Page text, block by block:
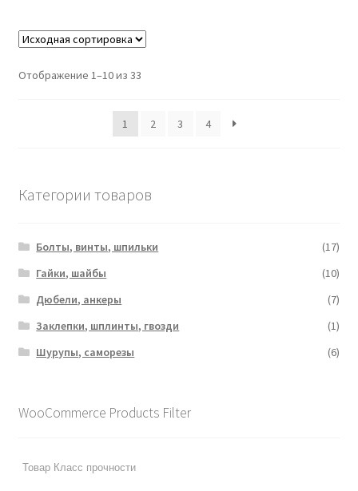
Отображение 1–10 из 33
1 2 3 4
Категории товаров
Болты, винты, шпильки
(17)
Гайки, шайбы
(10)
Дюбели, анкеры
(7)
Заклепки, шплинты, гвозди
(1)
Шурупы, саморезы
(6)
WooCommerce Products Filter